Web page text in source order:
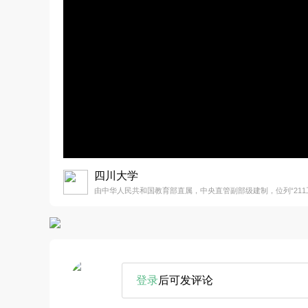
四川大学
由中华人民共和国教育部直属，中央直管副部级建制，位列“211
登录后可发评论